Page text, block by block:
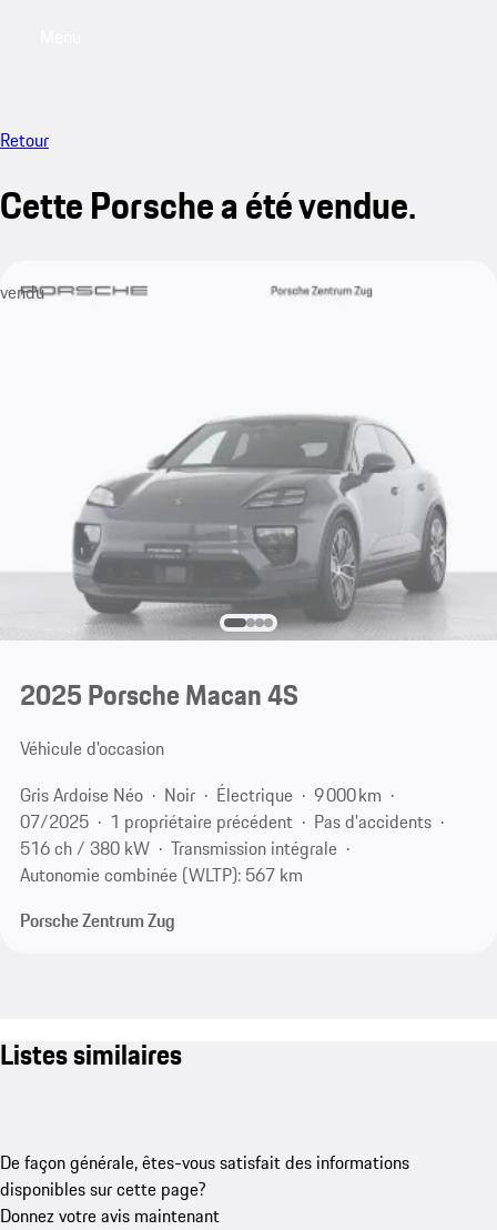
Retour
Cette Porsche a été vendue.
vendu
2025 Porsche Macan 4S
Véhicule d'occasion
Gris Ardoise Néo
Noir Électrique
9 000 km
07/2025
1 propriétaire précédent
Pas d'accidents
516 ch / 380 kW
Transmission intégrale
Autonomie combinée (WLTP): 567 km
Porsche Zentrum Zug
Listes similaires
De façon générale, êtes-vous satisfait des informations
disponibles sur cette page?
Donnez votre avis maintenant